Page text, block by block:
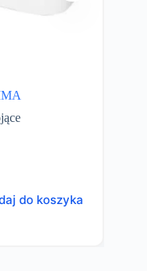
do koszyka